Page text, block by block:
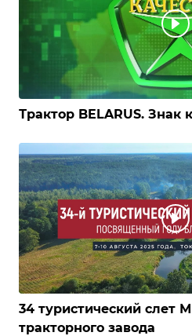
Трактор BELARUS. Знак
34 туристический слет
тракторного завода